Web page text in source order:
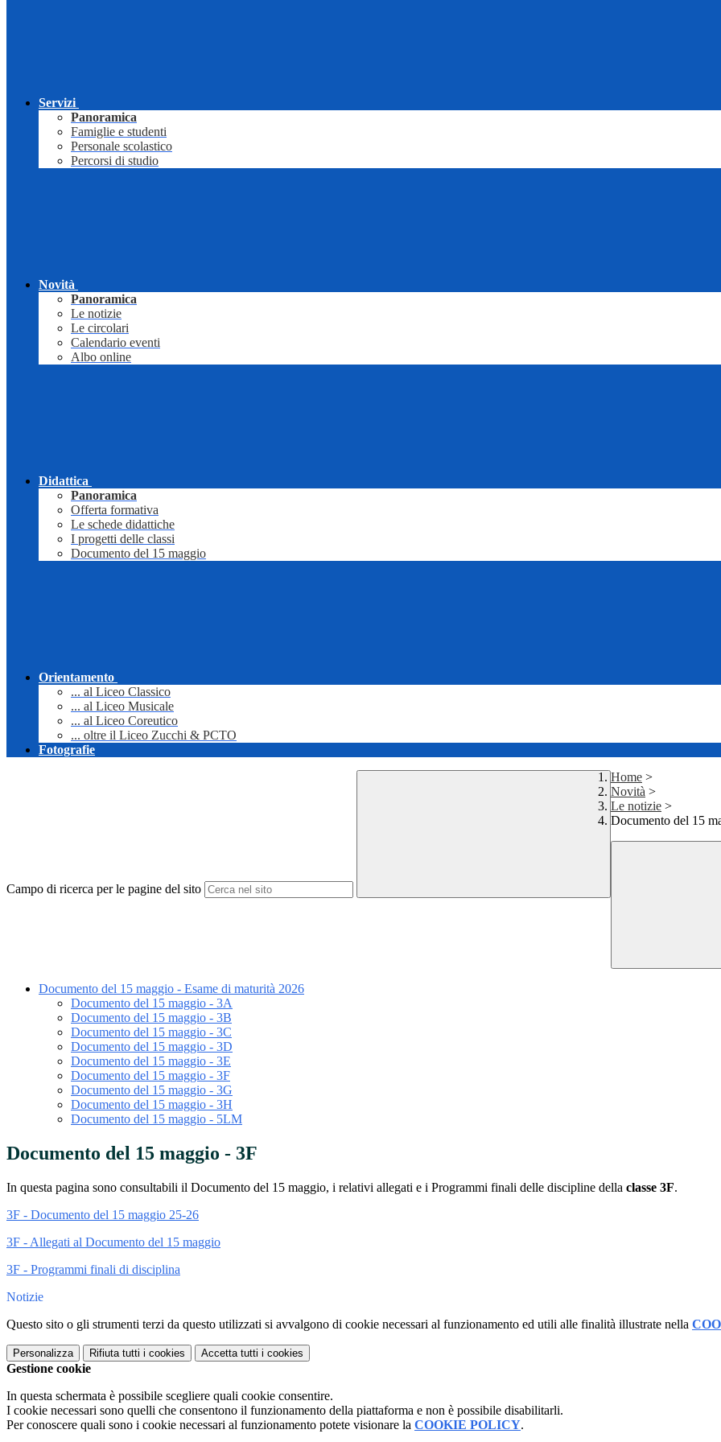
Servizi
Panoramica
Famiglie e studenti
Personale scolastico
Percorsi di studio
Novità
Panoramica
Le notizie
Le circolari
Calendario eventi
Albo online
Didattica
Panoramica
Offerta formativa
Le schede didattiche
I progetti delle classi
Documento del 15 maggio
Orientamento
... al Liceo Classico
... al Liceo Musicale
... al Liceo Coreutico
... oltre il Liceo Zucchi & PCTO
Fotografie
Campo di ricerca per le pagine del sito
Home >
Novità >
Le notizie >
Documento del 15
Documento del 15 maggio - Esame di maturità 2026
Documento del 15 maggio - 3A
Documento del 15 maggio - 3B
Documento del 15 maggio - 3C
Documento del 15 maggio - 3D
Documento del 15 maggio - 3E
Documento del 15 maggio - 3F
Documento del 15 maggio - 3G
Documento del 15 maggio - 3H
Documento del 15 maggio - 5LM
Documento del 15 maggio - 3F
In questa pagina sono consultabili il Documento del 15 maggio, i relativi allegati e i Programmi finali delle discipline della classe 3F.
3F - Documento del 15 maggio 25-26
3F - Allegati al Documento del 15 maggio
3F - Programmi finali di disciplina
Notizie
Questo sito o gli strumenti terzi da questo utilizzati si avvalgono di cookie necessari al funzionamento ed utili alle finalità illustrate nella
Personalizza Rifiuta tutti i cookies Accetta tutti i cookies
Gestione cookie
In questa schermata è possibile scegliere quali cookie consentire.
I cookie necessari sono quelli che consentono il funzionamento della piattaforma e non è possibile disabilitarli.
Per conoscere quali sono i cookie necessari al funzionamento potete visionare la COOKIE POLICY.